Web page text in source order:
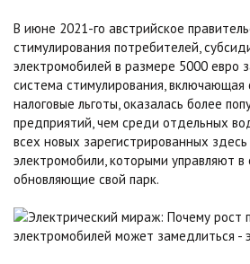
В июне 2021-го австрийское
стимулирования потребителей,
электромобилей в размере 5000 евро
система стимулирования,
налоговые льготы, оказалась более
предприятий, чем среди отдельных
всех новых зарегистрированных
электромобили, которыми управляют
обновляющие свой парк.